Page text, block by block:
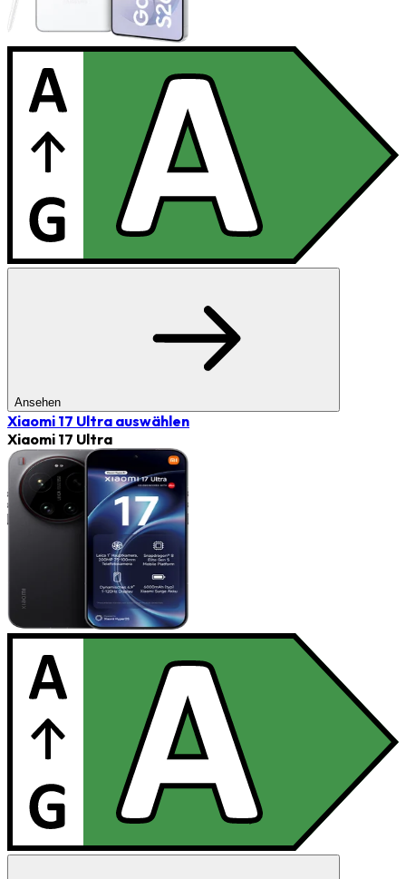
Ansehen
Xiaomi 17 Ultra auswählen
Xiaomi 17 Ultra